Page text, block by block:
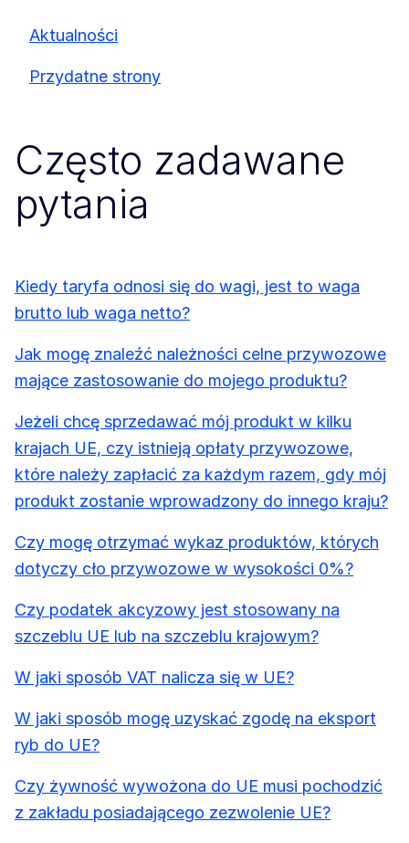
Aktualności
Przydatne strony
Często zadawane
pytania
Kiedy taryfa odnosi się do wagi, jest to waga
brutto lub waga netto?
Jak mogę znaleźć należności celne przywozowe
mające zastosowanie do mojego produktu?
Jeżeli chcę sprzedawać mój produkt w kilku
krajach UE, czy istnieją opłaty przywozowe,
które należy zapłacić za każdym razem, gdy mój
produkt zostanie wprowadzony do innego kraju?
Czy mogę otrzymać wykaz produktów, których
dotyczy cło przywozowe w wysokości 0%?
Czy podatek akcyzowy jest stosowany na
szczeblu UE lub na szczeblu krajowym?
W jaki sposób VAT nalicza się w UE?
W jaki sposób mogę uzyskać zgodę na eksport
ryb do UE?
Czy żywność wywożona do UE musi pochodzić
z zakładu posiadającego zezwolenie UE?